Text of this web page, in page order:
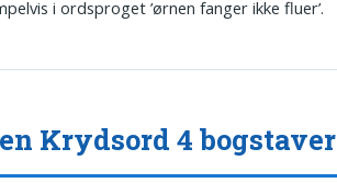
i ordsproget ’ørnen fanger ikke fluer’.
Krydsord 4 bogstaver